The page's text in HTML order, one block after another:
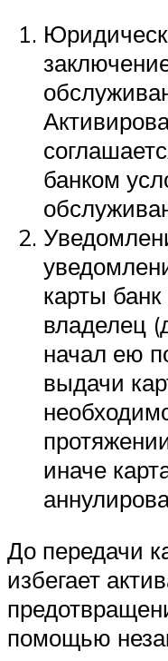
банком
карты
владелец
начал ею
выдачи
иначе
До передачи
избегает
помощью